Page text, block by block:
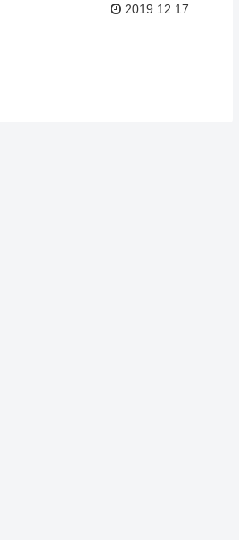
2019.12.17